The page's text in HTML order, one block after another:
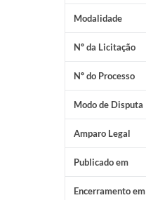
Modalidade
Nº da Licitação
Nº do Processo
Modo de Disputa
Amparo Legal
Publicado em
Encerramento em